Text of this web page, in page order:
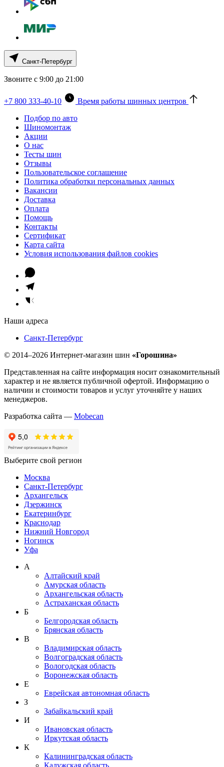
Санкт-Петербург
Звоните с 9:00 до 21:00
+7 800 333-40-10
Время работы шинных центров
Подбор по авто
Шиномонтаж
Акции
О нас
Тесты шин
Отзывы
Пользовательское соглашение
Политика обработки персональных данных
Вакансии
Доставка
Оплата
Помощь
Контакты
Сертификат
Карта сайта
Условия использования файлов cookies
Наши адреса
Санкт-Петербург
© 2014–2026 Интернет-магазин шин «Горошина»
Представленная на сайте информация носит ознакомительный
характер и не является публичной офертой. Информацию о
наличии и стоимости товаров и услуг уточняйте у наших
менеджеров.
Разработка сайта — Mobecan
Выберите свой регион
Москва
Санкт-Петербург
Архангельск
Дзержинск
Екатеринбург
Краснодар
Нижний Новгород
Ногинск
Уфа
А
Алтайский край
Амурская область
Архангельская область
Астраханская область
Б
Белгородская область
Брянская область
В
Владимирская область
Волгоградская область
Вологодская область
Воронежская область
Е
Еврейская автономная область
З
Забайкальский край
И
Ивановская область
Иркутская область
К
Калининградская область